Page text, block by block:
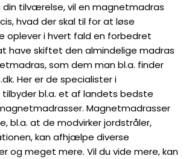
tilværelse, vil en magnetmadras
hvad der skal til for at løse
oplever i hvert fald en forbedret
have skiftet den almindelige madras
som dem man bl.a. finder
Her er de specialister i
bl.a. et af landets bedste
Magnetmadrasser
bl.a. at de modvirker jordstråler,
kan afhjælpe diverse
og meget mere. Vil du vide mere, kan